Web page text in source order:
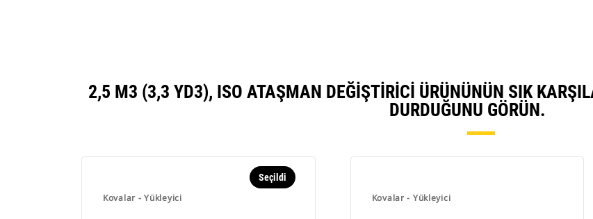
2,5 M3 (3,3 YD3), ISO ATAŞMAN DEĞIŞTIRICI ÜRÜNÜNÜN SIK
DURDUĞUNU GÖRÜN.
Kovalar - Yükleyici
Seçildi
Kovalar - Yükleyici